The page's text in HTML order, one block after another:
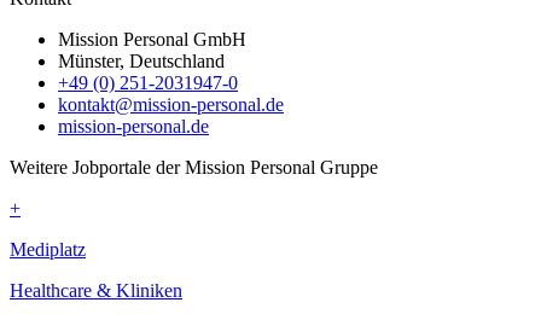
Mission Personal GmbH
Münster, Deutschland
+49 (0) 251-2031947-0
kontakt@mission-personal.de
mission-personal.de
Weitere Jobportale der Mission Personal Gruppe
+
Mediplatz
Healthcare & Kliniken